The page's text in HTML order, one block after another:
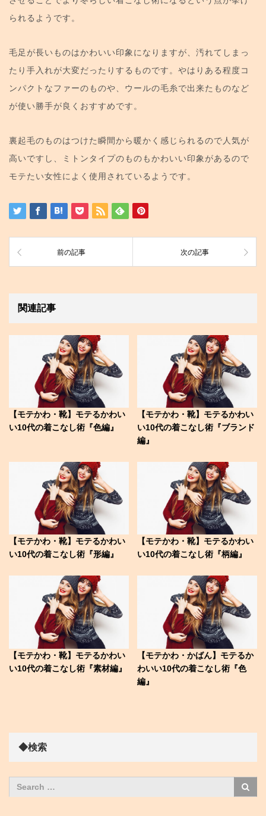
られるようです。
毛足が長いものはかわいい印象になりますが、汚れてしまっ
たり手入れが大変だったりするものです。やはりある程度コ
ンパクトなファーのものや、ウールの毛糸で出来たものなど
が使い勝手が良くおすすめです。
裏起毛のものはつけた瞬間から暖かく感じられるので人気が
高いですし、ミトンタイプのものもかわいい印象があるので
モテたい女性によく使用されているようです。
前の記事 次の記事
関連記事
【モテかわ・靴】モテるかわい
い10代の着こなし術『色編』
【モテかわ・靴】モテるかわい
い10代の着こなし術『ブランド
編』
【モテかわ・靴】モテるかわい
い10代の着こなし術『形編』
【モテかわ・靴】モテるかわい
い10代の着こなし術『柄編』
【モテかわ・靴】モテるかわい
い10代の着こなし術『素材編』
【モテかわ・かばん】モテるか
わいい10代の着こなし術『色
編』
◆検索